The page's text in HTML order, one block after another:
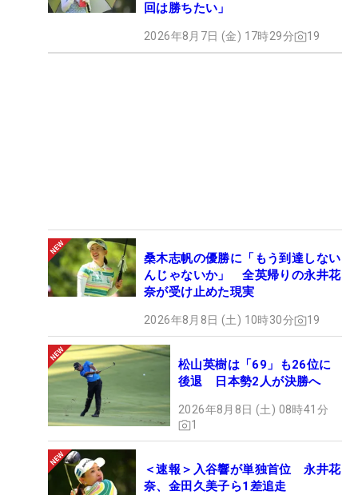
回は勝ちたい」
2026年8月7日 (金) 17時29分 19
桑木志帆の優勝に「もう到達しない
んじゃないか」 全英帰りの永井花
奈が受け止めた現実
2026年8月8日 (土) 10時30分 19
松山英樹は「69」も26位に
後退 日本勢2人が決勝へ
2026年8月8日 (土) 08時41分
1
＜速報＞入谷響が単独首位 永井花
奈、金田久美子ら1差追走